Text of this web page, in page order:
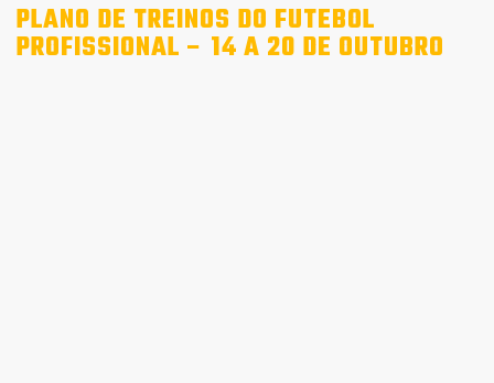
PLANO DE TREINOS DO FUTEBOL
PROFISSIONAL – 14 A 20 DE OUTUBRO